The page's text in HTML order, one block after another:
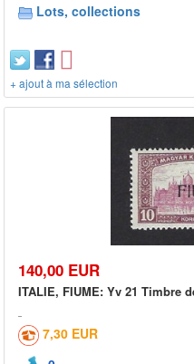
Lots, collections
+ ajout à ma sélection
140,00 EUR
ITALIE, FIUME: Yv 21 Timbre
7,30 EUR